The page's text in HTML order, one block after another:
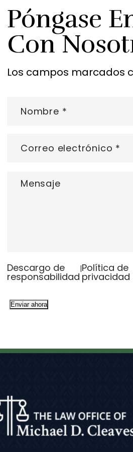
Póngase
Con
Los campos marcados
Descargo de
responsabilidad
|Política de
privacidad
Enviar ahora